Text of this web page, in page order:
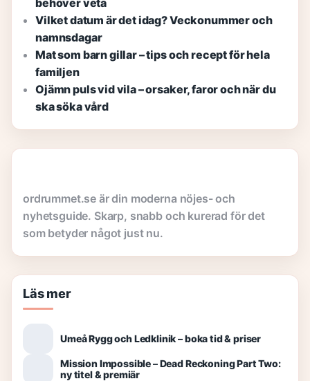
Vilket datum är det idag? Veckonummer och
namnsdagar
Mat som barn gillar – tips och recept för hela
familjen
Ojämn puls vid vila – orsaker, faror och när du
ska söka vård
ordrummet.se är din moderna nöjes- och
nyhetsguide. Skarp, snabb och kurerad för det
som betyder något just nu.
Läs mer
Umeå Rygg och Ledklinik – boka tid & priser
Mission Impossible – Dead Reckoning Part Two:
ny titel & premiär